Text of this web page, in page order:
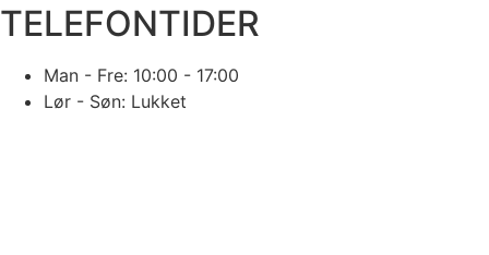
TELEFONTIDER
Man - Fre: 10:00 - 17:00
Lør - Søn: Lukket